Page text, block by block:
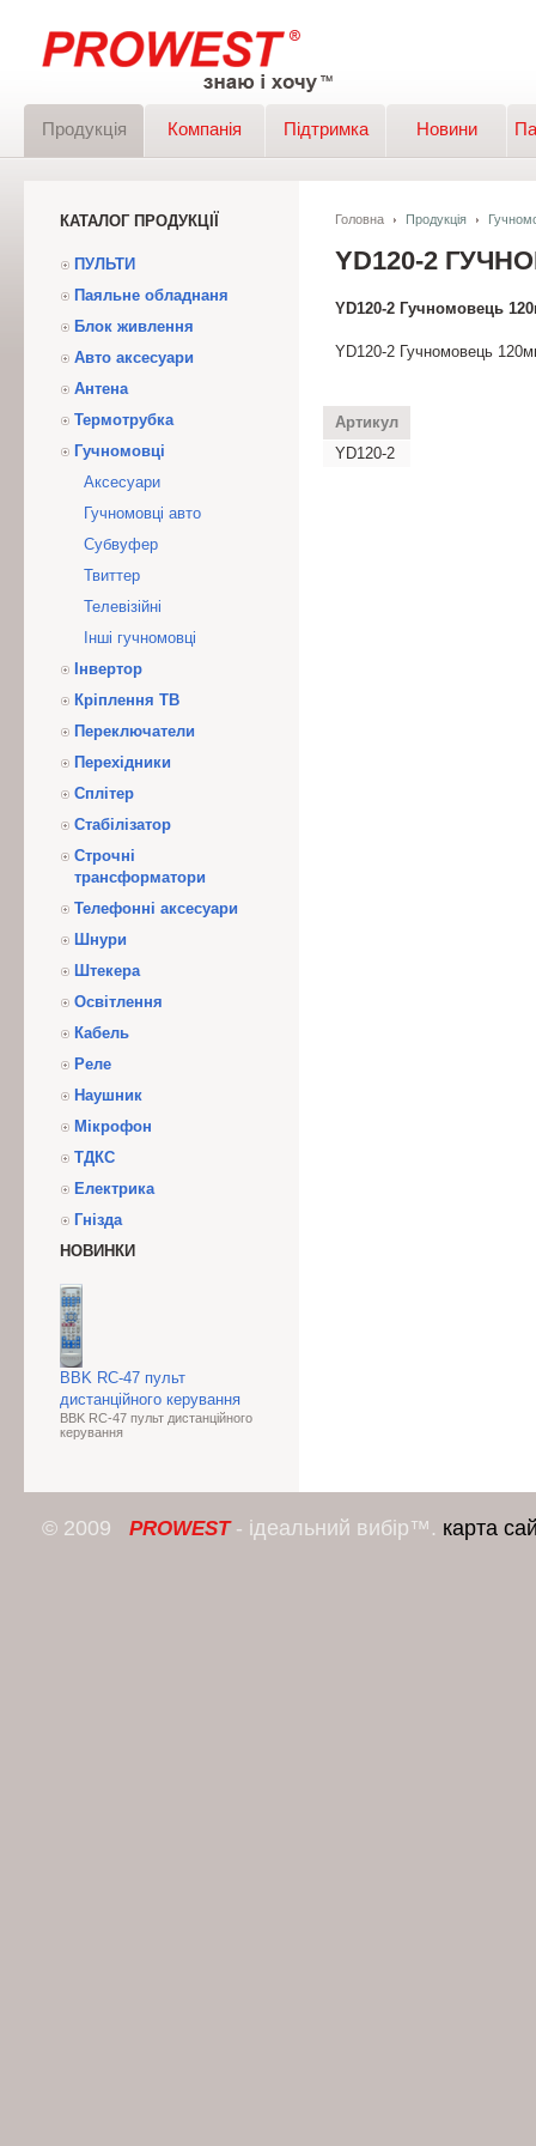
Продукція Компанія Підтримка Новини
КАТАЛОГ ПРОДУКЦІЇ
ПУЛЬТИ
Паяльне обладнаня
Блок живлення
Авто аксесуари
Антена
Термотрубка
Гучномовці
Аксесуари
Гучномовці авто
Субвуфер
Твиттер
Телевізійні
Інші гучномовці
Інвертор
Кріплення ТВ
Переключатели
Перехідники
Сплітер
Стабілізатор
Строчні
трансформатори
Телефонні аксесуари
Шнури
Штекера
Освітлення
Кабель
Реле
Наушник
Мікрофон
ТДКС
Електрика
Гнізда
НОВИНКИ
BBK RC-47 пульт
дистанційного керування
BBK RC-47 пульт дистанційного
керування
Головна Продукція
YD120-2
YD120-2 Гучномовець
YD120-2 Гучномовець
Артикул
YD120-2
© 2009 PROWEST- ідеальний вибір™. карта